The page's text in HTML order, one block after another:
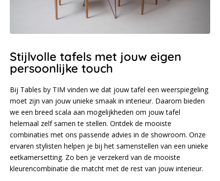
Stijlvolle tafels met jouw eigen
persoonlijke touch
Bij Tables by TIM vinden we dat jouw tafel een weerspiegeling
moet zijn van jouw unieke smaak in interieur. Daarom bieden
we een breed scala aan mogelijkheden om jouw tafel
helemaal zelf samen te stellen. Ontdek de mooiste
combinaties met ons passende advies in de showroom. Onze
ervaren stylisten helpen je bij het samenstellen van een unieke
eetkamersetting. Zo ben je verzekerd van de mooiste
kleurencombinatie die matcht met de rest van jouw interieur.